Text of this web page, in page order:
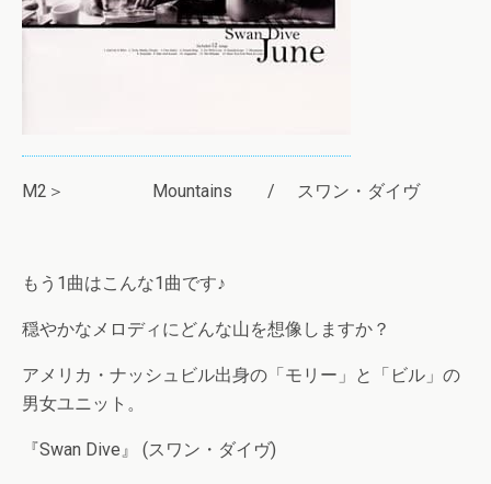
M2＞ Mountains / スワン・ダイヴ
もう1曲はこんな1曲です♪
穏やかなメロディにどんな山を想像しますか？
アメリカ・ナッシュビル出身の「モリー」と「ビル」の
男女ユニット。
『Swan Dive』 (スワン・ダイヴ)